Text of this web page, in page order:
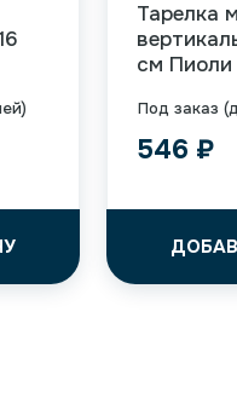
Под заказ
Тарелка
см Пиоли
546 ₽